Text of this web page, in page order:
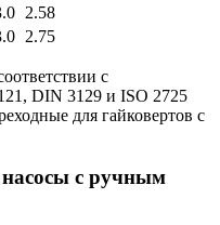
2.58
2.75
с
DIN 3129 и ISO 2725
для гайковертов с
насосы с ручным